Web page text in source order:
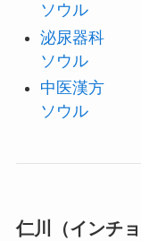
ソウル
泌尿器科
ソウル
中医漢方
ソウル
仁川（インチ